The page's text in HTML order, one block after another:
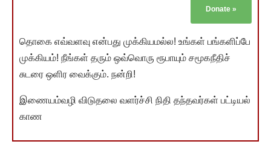
Donate »
தொகை எவ்வளவு என்பது முக்கியமல்ல! உங்கள் பங்களிப்பே
முக்கியம்! நீங்கள் தரும் ஒவ்வொரு ரூபாயும் சமூகநீதிச்
சுடரை ஒளிர வைக்கும். நன்றி!
இணையம்வழி விடுதலை வளர்ச்சி நிதி தந்தவர்கள் பட்டியல்
காண